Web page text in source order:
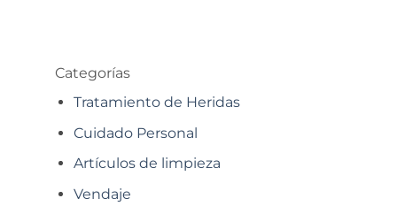
Categorías
Tratamiento de Heridas
Cuidado Personal
Artículos de limpieza
Vendaje